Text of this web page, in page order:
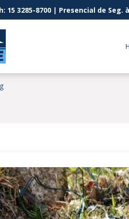
15 3285-8700 | Presencial de Seg.